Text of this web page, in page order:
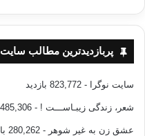
پربازدیدترین مطالب سایت
سایت نوگرا - 823,772 بازدید
شعر، زندگی زیبـاســـت ! - 485,306 بازدید
عشق زن به غیر شوهر - 280,262 بازدید